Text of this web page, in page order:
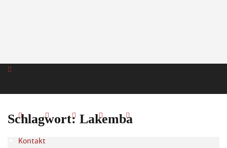
Kontakt
Schlagwort: Lakemba